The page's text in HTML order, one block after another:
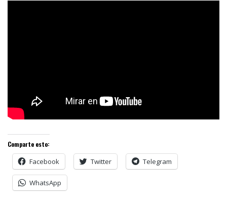
Comparte esto:
Facebook Twitter Telegram
WhatsApp